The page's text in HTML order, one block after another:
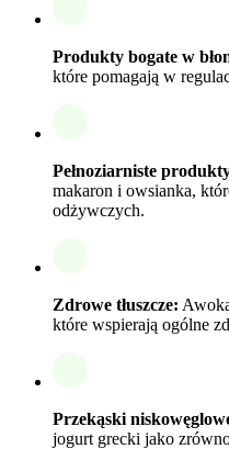
Produkty bogate w
które pomagają w
Pełnoziarniste
makaron i owsianka,
odżywczych.
Zdrowe tłuszcze:
które wspierają ogólne
Przekąski
jogurt grecki jako